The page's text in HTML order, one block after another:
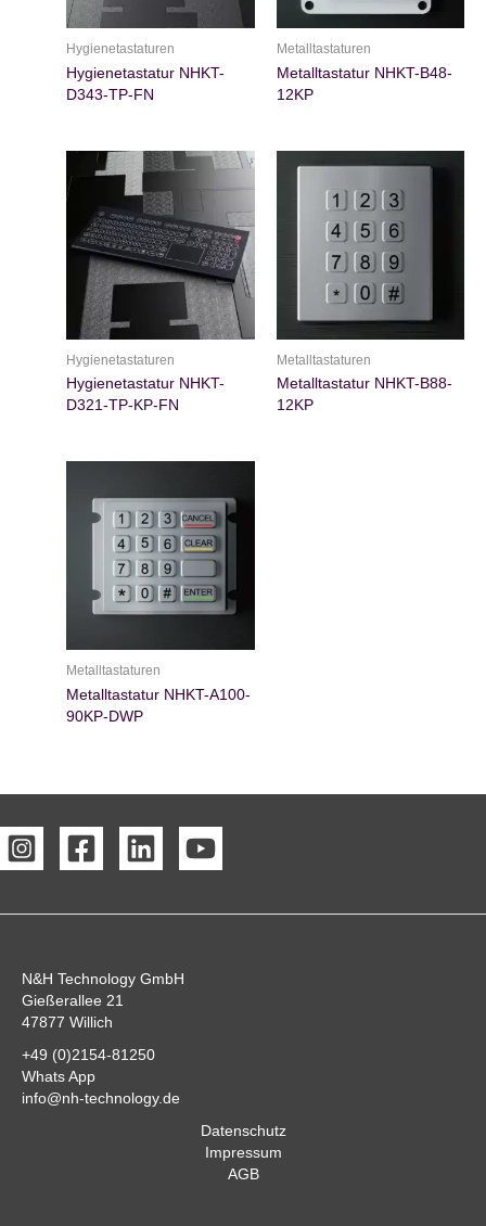
Hygienetastaturen
Hygienetastatur NHKT-
D343-TP-FN
Metalltastaturen
Metalltastatur NHKT-B48-
12KP
Hygienetastaturen
Hygienetastatur NHKT-
D321-TP-KP-FN
Metalltastaturen
Metalltastatur NHKT-B88-
12KP
Metalltastaturen
Metalltastatur NHKT-A100-
90KP-DWP
N&H Technology GmbH
Gießerallee 21
47877 Willich
+49 (0)2154-81250
Whats App
info@nh-technology.de
Datenschutz
Impressum
AGB